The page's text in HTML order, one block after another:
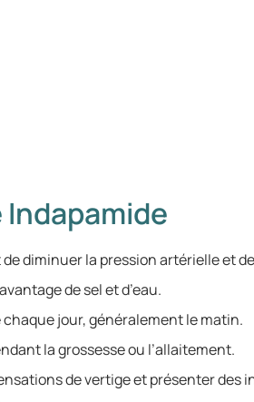
de diminuer la pression artérielle et
de sel et d’eau.
jour, généralement le matin.
la grossesse ou l’allaitement.
de vertige et présenter des